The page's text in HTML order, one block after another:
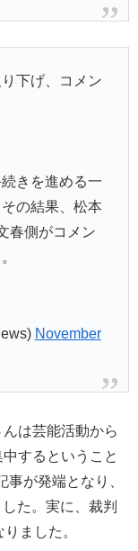
下げ、コメン
きを進める一
の結果、松本
春側がコメン
November
は芸能活動から
するということ
が発端となり、
た。実に、裁判
ました。